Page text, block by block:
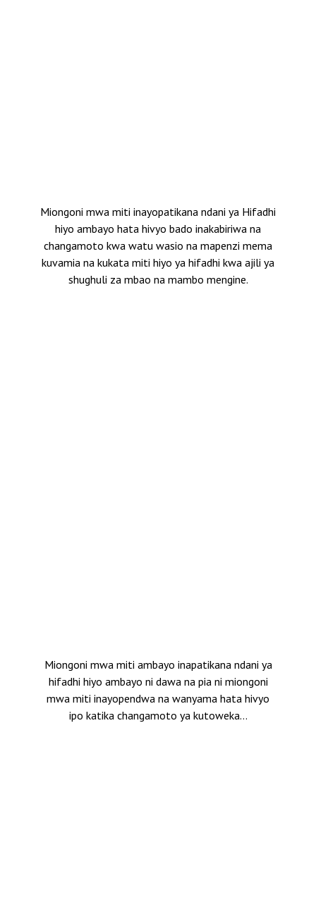
Miongoni mwa miti inayopatikana ndani ya Hifadhi
hiyo ambayo hata hivyo bado inakabiriwa na
changamoto kwa watu wasio na mapenzi mema
kuvamia na kukata miti hiyo ya hifadhi kwa ajili ya
shughuli za mbao na mambo mengine.
Miongoni mwa miti ambayo inapatikana ndani ya
hifadhi hiyo ambayo ni dawa na pia ni miongoni
mwa miti inayopendwa na wanyama hata hivyo
ipo katika changamoto ya kutoweka…